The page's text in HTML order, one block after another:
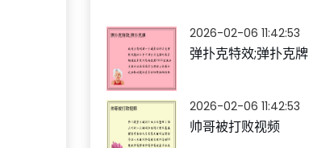
2026-02-06 11:42:53
弹扑克特效;弹扑克牌
2026-02-06 11:42:53
帅哥被打败视频